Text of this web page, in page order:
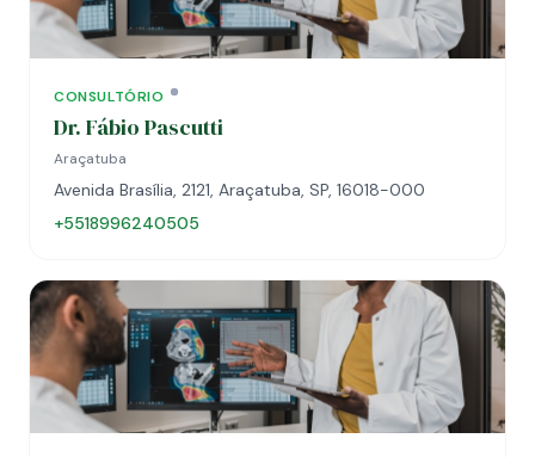
CONSULTÓRIO
Dr. Fábio Pascutti
Araçatuba
Avenida Brasília, 2121, Araçatuba, SP, 16018-000
+5518996240505